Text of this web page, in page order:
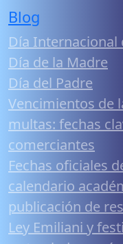
Blog
Día Internacional
Día de la Madre
Día del Padre
Vencimientos de
multas: fechas
comerciantes
Fechas oficiales
calendario
publicación de
Ley Emiliani y